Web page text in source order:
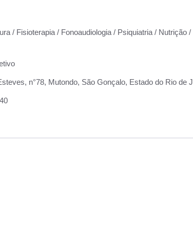
/ Fisioterapia / Fonoaudiologia / Psiquiatria / Nutrição
n°78, Mutondo, São Gonçalo, Estado do Rio de